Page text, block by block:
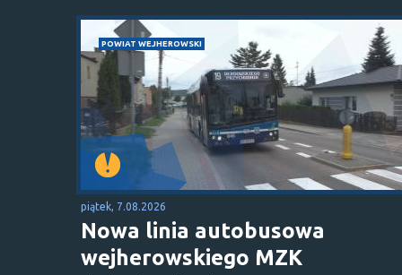
POWIAT WEJHEROWSKI
piątek, 7.08.2026
Nowa linia autobusowa
wejherowskiego MZK